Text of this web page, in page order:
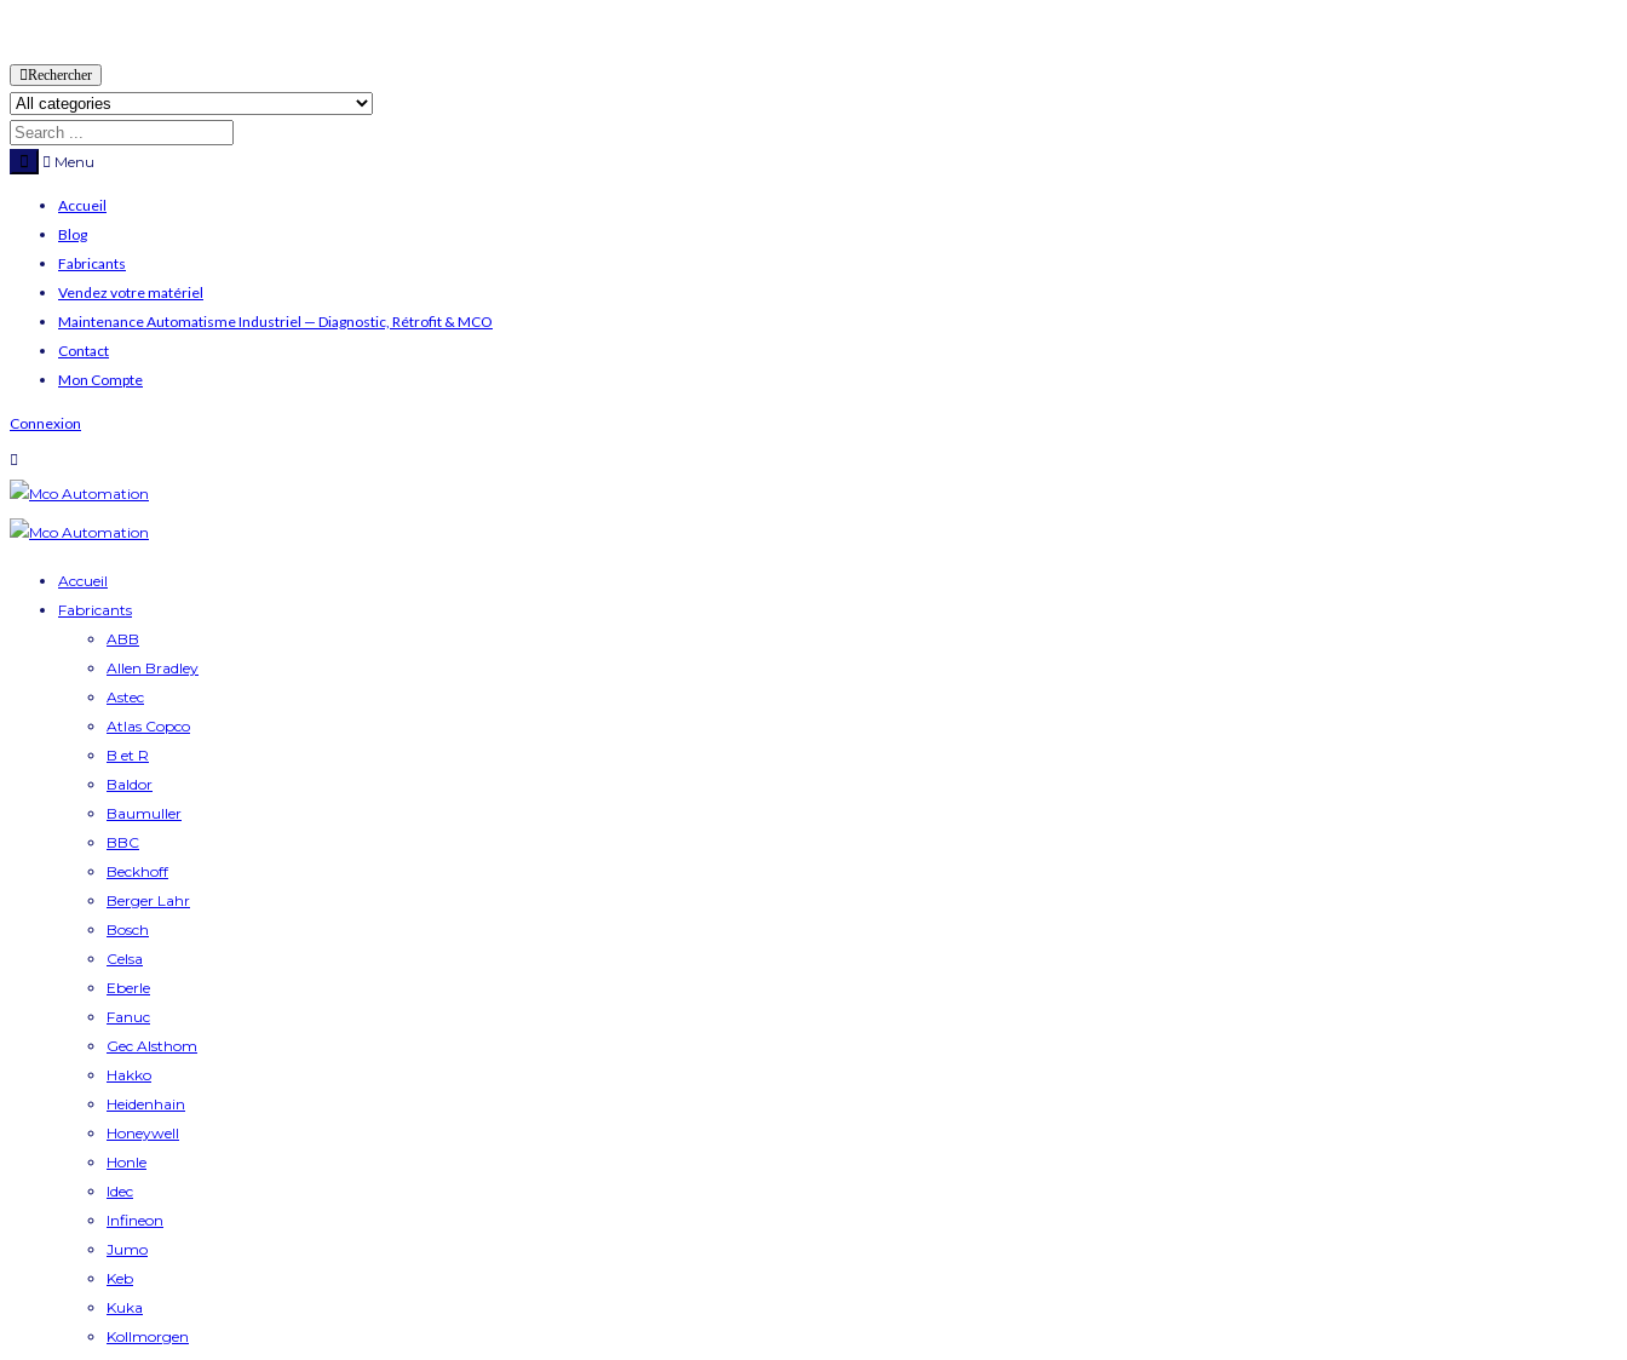
Rechercher
Menu
Accueil
Blog
Fabricants
Vendez votre matériel
Maintenance Automatisme Industriel — Diagnostic, Rétrofit & MCO
Contact
Mon Compte
Connexion
Accueil
Fabricants
ABB
Allen Bradley
Astec
Atlas Copco
B et R
Baldor
Baumuller
BBC
Beckhoff
Berger Lahr
Bosch
Celsa
Eberle
Fanuc
Gec Alsthom
Hakko
Heidenhain
Honeywell
Honle
Idec
Infineon
Jumo
Keb
Kuka
Kollmorgen